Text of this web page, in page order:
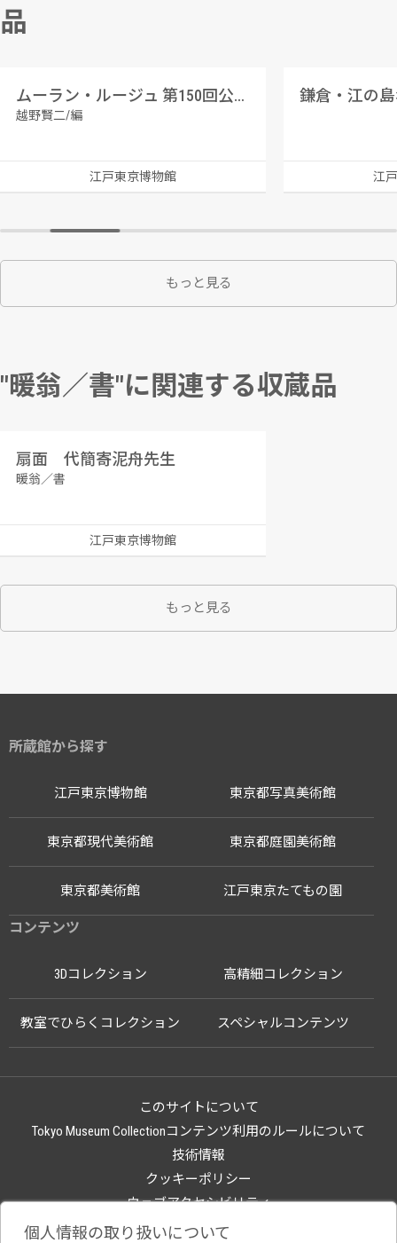
品
ムーラン・ルージュ 第150回公演番組
越野賢二/編
江戸東京博物館
鎌倉・江の
江
もっと見る
"暖翁／書"に関連する収蔵品
扇面 代簡寄泥舟先生
暖翁／書
江戸東京博物館
もっと見る
所蔵館から探す
江戸東京博物館
江戸東京たてもの園
東京都写真美術館
東京都現代美術館 東京都庭園美術館
東京都美術館
コンテンツ
3Dコレクション 高精細コレクション
教室でひらくコレクション スペシャルコンテンツ
このサイトについて
Tokyo Museum Collectionコンテンツ利用のルールについて
技術情報
クッキーポリシー
ウェブアクセシビリティ
関連サイト
個人情報の取り扱いについて